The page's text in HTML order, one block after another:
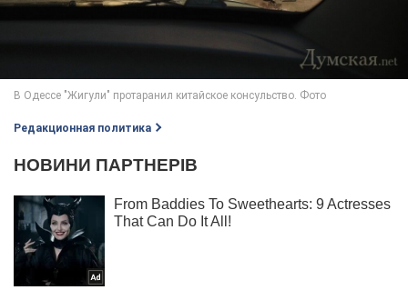
Редакционная политика